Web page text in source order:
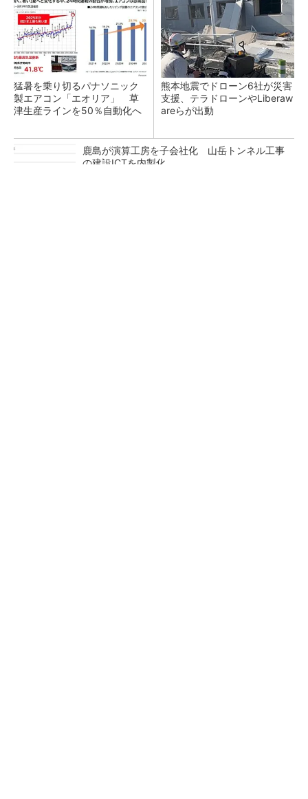
猛暑を乗り切るパナソニック
製エアコン「エオリア」 草
津生産ラインを50％自動化へ
熊本地震でドローン6社が災害
支援、テラドローンやLiberaw
areらが出動
鹿島が演算工房を子会社化 山岳トンネル工事
の建設ICTを内製化